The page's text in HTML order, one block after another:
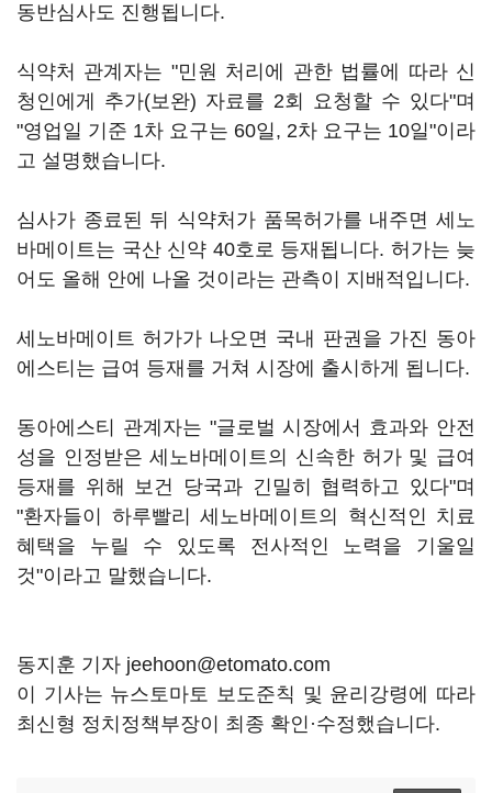
동반심사도 진행됩니다.
식약처 관계자는 "민원 처리에 관한 법률에 따라 신
청인에게 추가(보완) 자료를 2회 요청할 수 있다"며
"영업일 기준 1차 요구는 60일, 2차 요구는 10일"이라
고 설명했습니다.
심사가 종료된 뒤 식약처가 품목허가를 내주면 세노
바메이트는 국산 신약 40호로 등재됩니다. 허가는 늦
어도 올해 안에 나올 것이라는 관측이 지배적입니다.
세노바메이트 허가가 나오면 국내 판권을 가진 동아
에스티는 급여 등재를 거쳐 시장에 출시하게 됩니다.
동아에스티 관계자는 "글로벌 시장에서 효과와 안전
성을 인정받은 세노바메이트의 신속한 허가 및 급여
등재를 위해 보건 당국과 긴밀히 협력하고 있다"며
"환자들이 하루빨리 세노바메이트의 혁신적인 치료
혜택을 누릴 수 있도록 전사적인 노력을 기울일
것"이라고 말했습니다.
동지훈 기자 jeehoon@etomato.com
이 기사는 뉴스토마토 보도준칙 및 윤리강령에 따라
최신형 정치정책부장이 최종 확인·수정했습니다.